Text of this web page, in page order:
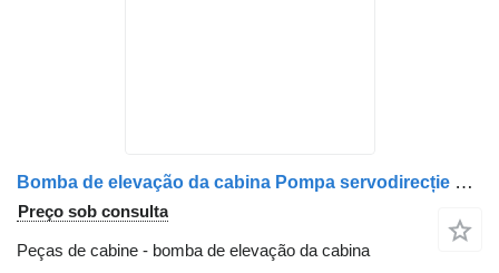
Bomba de elevação da cabina Pompa servodirecție para camião Mercedes-Benz coduri A0024601480, A0024601680, A0024605080, 0024601480, 0024601680, 0024605080, 0014608080, A0014608080, 0014604280, A0014604280
Preço sob consulta
Peças de cabine - bomba de elevação da cabina